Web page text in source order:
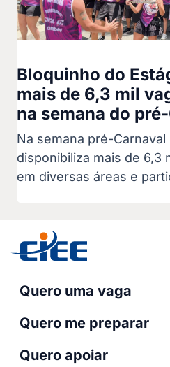
Bloquinho do
mais de 6,3 mil
na semana do
Na semana pré-Carnaval
disponibiliza mais de 6,3
em diversas áreas e
Quero uma vaga
Quero me preparar
Quero apoiar